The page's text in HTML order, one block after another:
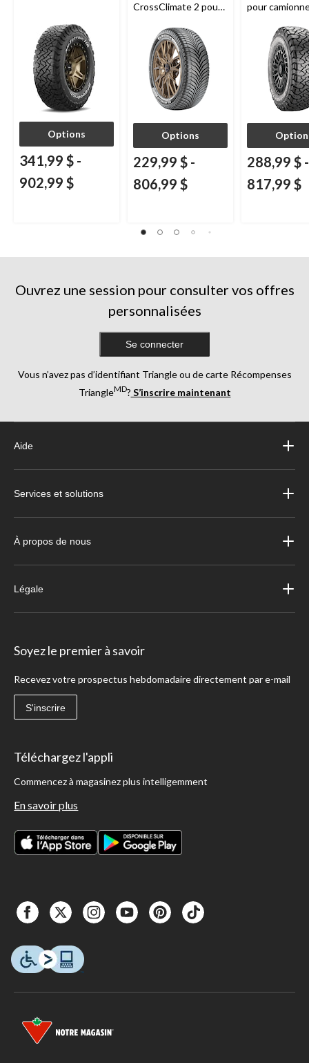
Options
341,99 $ -
902,99 $
CrossClimate 2 pour
et multisegments
Options
229,99 $ -
806,99 $
pour
288,99 $ -
817,99 $
Ouvrez une session pour consulter vos offres
personnalisées
Se connecter
Vous n’avez pas d’identifiant Triangle ou de carte Récompenses
TriangleMD? S’inscrire maintenant
Aide
Services et solutions
À propos de nous
Légale
Soyez le premier à savoir
Recevez votre prospectus hebdomadaire directement par e-mail
S'inscrire
Téléchargez l'appli
Commencez à magasinez plus intelligemment
En savoir plus